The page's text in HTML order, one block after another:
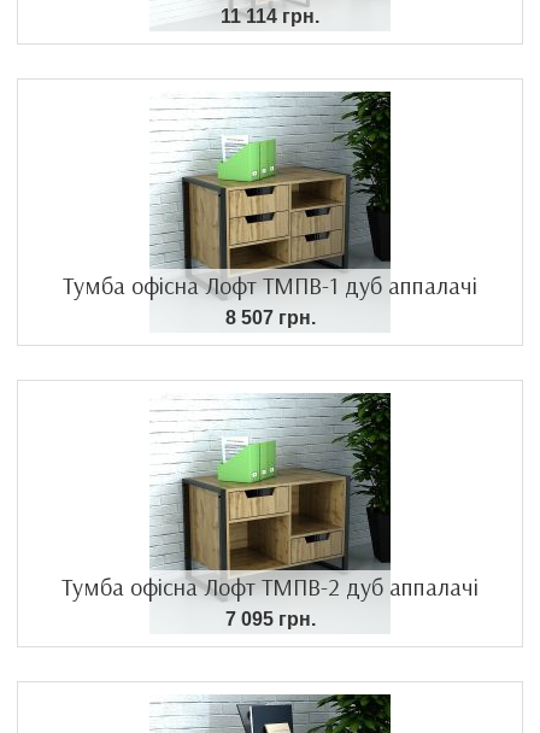
11 114 грн.
Тумба офісна Лофт ТМПВ-1 дуб аппалачі
8 507 грн.
Тумба офісна Лофт ТМПВ-2 дуб аппалачі
7 095 грн.